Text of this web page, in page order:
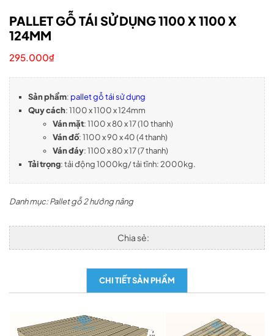
PALLET GỖ TÁI SỬ DỤNG 1100 X 1100 X
124MM
295.000₫
Sản phẩm: pallet gỗ tái sử dụng
Quy cách: 1100 x 1100 x 124mm
Ván mặt: 1100 x 80 x 17 (10 thanh)
Ván đố: 1100 x 90 x 40 (4 thanh)
Ván đáy: 1100 x 80 x 17 (7 thanh)
Tải trọng: tải động 1000kg/ tải tĩnh: 2000kg.
Danh mục:Pallet gỗ 2 hướng nâng
Chia sẻ:
CHI TIẾT SẢN PHẨM